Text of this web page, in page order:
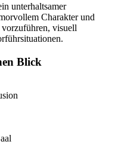
unterhaltsamer
Charakter und
visuell
Blick